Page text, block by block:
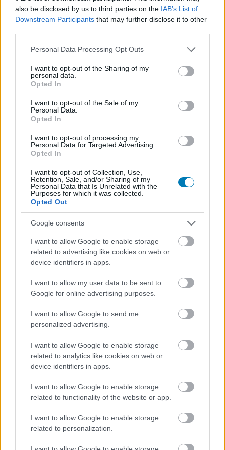
also be disclosed by us to third parties on the IAB’s List of
Downstream Participants that may further disclose it to other
Please note that this website/app uses one or more Google
not limited to your visit or usage behaviour. You may click to
grant or deny consent to Google and its third-party tags to
use your data for below specified purposes in below Google
consent section.
Personal Data Processing Opt Outs
I want to opt-out of the Sharing of my
personal data.
Opted In
I want to opt-out of the Sale of my
Personal Data.
Opted In
I want to opt-out of processing my
Personal Data for Targeted Advertising.
Opted In
I want to opt-out of Collection, Use,
Retention, Sale, and/or Sharing of my
Personal Data that Is Unrelated with the
Purposes for which it was collected.
Opted Out
Google consents
I want to allow Google to enable storage
related to advertising like cookies on web or
device identifiers in apps.
I want to allow my user data to be sent to
Google for online advertising purposes.
I want to allow Google to send me
personalized advertising.
I want to allow Google to enable storage
related to analytics like cookies on web or
device identifiers in apps.
I want to allow Google to enable storage
related to functionality of the website or app.
I want to allow Google to enable storage
related to personalization.
gyakran egy karakter kell ahhoz, hogy érzelmileg is
rákapcsolódjanak egy új részre. Úgy tűnik, a Bandai
Namco ezt most egy rózsaszín hajú ászpilótával érte el.
meg PlayStation 5-re, Xbox Series X|S-re és PC-re. A
Deluxe Edition vásárlói korábbi hozzáférést kapnak, az
PS5-re portolt változatát és egy F-14A Tomcatet is
behúzhatnak.
SMASH by Meló-Diák: Homok, zene és a nyár legjobb
hangulata – Jön a második forduló! (X)
Július végén folytatódik a balatoni strandröplabda-
#ace combat 8: wings of theve
Hozzászólások
A$AP Rocky végre a mi kis